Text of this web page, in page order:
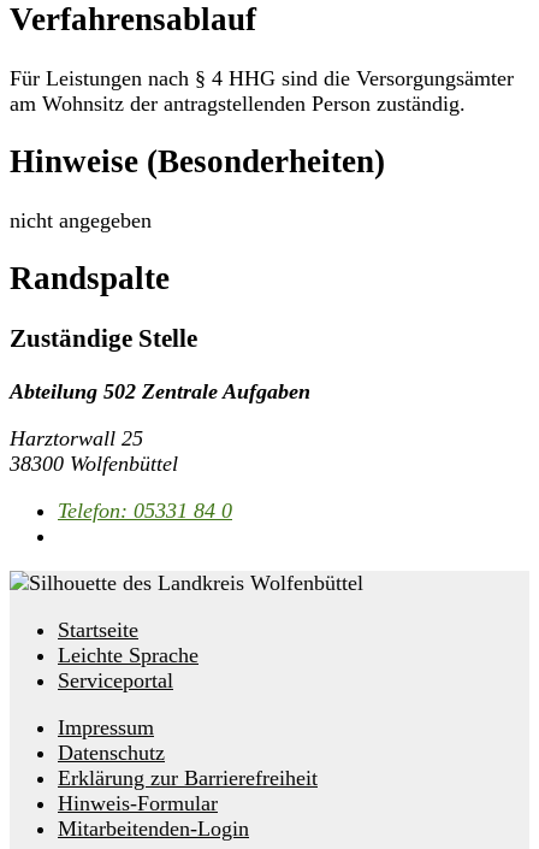
Verfahrensablauf
Für Leistungen nach § 4 HHG sind die Versorgungsämter
am Wohnsitz der antragstellenden Person zuständig.
Hinweise (Besonderheiten)
nicht angegeben
Randspalte
Zuständige Stelle
Abteilung 502 Zentrale Aufgaben
Harztorwall 25
38300 Wolfenbüttel
Telefon: 05331 84 0
Startseite
Leichte Sprache
Serviceportal
Impressum
Datenschutz
Erklärung zur Barrierefreiheit
Hinweis-Formular
Mitarbeitenden-Login